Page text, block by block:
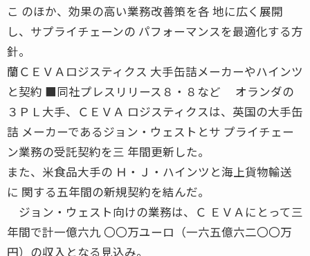
こ のほか、効果の高い業務改善策を各 地に広く展開
し、サプライチェーンの パフォーマンスを最適化する方
針。
蘭ＣＥＶＡロジスティクス 大手缶詰メーカーやハインツ
と契約 ■同社プレスリリース８・８など オランダの
３ＰＬ大手、ＣＥＶＡ ロジスティクスは、英国の大手缶
詰 メーカーであるジョン・ウェストとサ プライチェー
ン業務の受託契約を三 年間更新した。
また、米食品大手の Ｈ・Ｊ・ハインツと海上貨物輸送
に 関する五年間の新規契約を結んだ。
ジョン・ウェスト向けの業務は、Ｃ ＥＶＡにとって三
年間で計一億六九 〇〇万ユーロ（一六五億六二〇〇万
円）の収入となる見込み。